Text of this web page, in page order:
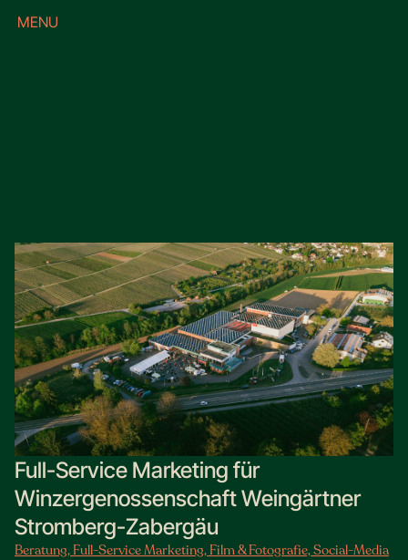
MENU
Full-Service Marketing für
Winzergenossenschaft Weingärtner
Stromberg-Zabergäu
Beratung, Full-Service Marketing, Film & Fotografie, Social-Media